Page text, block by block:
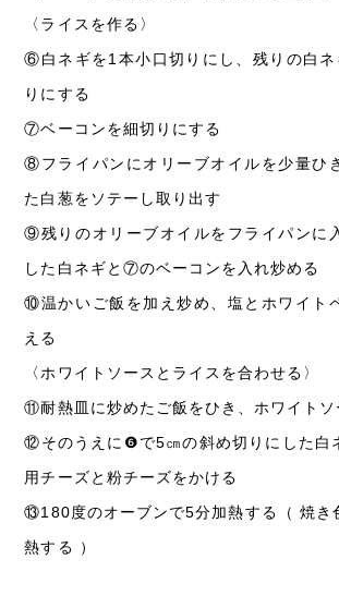
〈ライスを作る〉
⑥白ネギを1本小口切りにし、残りの白
りにする
⑦ベーコンを細切りにする
⑧フライパンにオリーブオイルを少量ひ
た白葱をソテーし取り出す
⑨残りのオリーブオイルをフライパンに
した白ネギと⑦のベーコンを入れ炒める
⑩温かいご飯を加え炒め、塩とホワイト
える
〈ホワイトソースとライスを合わせる〉
⑪耐熱皿に炒めたご飯をひき、ホワイト
⑫そのうえに❻で5㎝の斜め切りにした白
用チーズと粉チーズをかける
⑬180度のオーブンで5分加熱する（ 焼き
熱する ）